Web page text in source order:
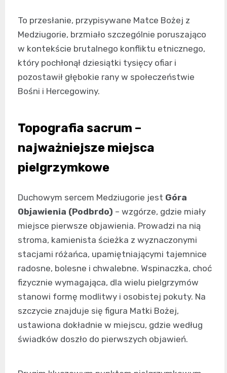
To przesłanie, przypisywane Matce Bożej z
Medziugorie, brzmiało szczególnie poruszająco
w kontekście brutalnego konfliktu etnicznego,
który pochłonął dziesiątki tysięcy ofiar i
pozostawił głębokie rany w społeczeństwie
Bośni i Hercegowiny.
Topografia sacrum –
najważniejsze miejsca
pielgrzymkowe
Duchowym sercem Medziugorie jest Góra
Objawienia (Podbrdo) – wzgórze, gdzie miały
miejsce pierwsze objawienia. Prowadzi na nią
stroma, kamienista ścieżka z wyznaczonymi
stacjami różańca, upamiętniającymi tajemnice
radosne, bolesne i chwalebne. Wspinaczka, choć
fizycznie wymagająca, dla wielu pielgrzymów
stanowi formę modlitwy i osobistej pokuty. Na
szczycie znajduje się figura Matki Bożej,
ustawiona dokładnie w miejscu, gdzie według
świadków doszło do pierwszych objawień.